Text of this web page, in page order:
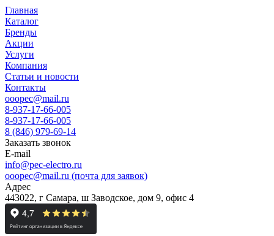
Главная
Каталог
Бренды
Акции
Услуги
Компания
Статьи и новости
Контакты
ooopec@mail.ru
8-937-17-66-005
8-937-17-66-005
8 (846) 979-69-14
Заказать звонок
E-mail
info@pec-electro.ru
ooopec@mail.ru (почта для заявок)
Адрес
443022, г Самара, ш Заводское, дом 9, офис 4